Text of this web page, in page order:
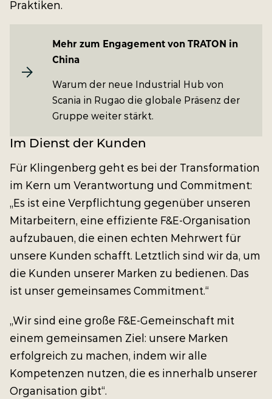
Praktiken.
Mehr zum Engagement von TRATON in
China
Warum der neue Industrial Hub von
Scania in Rugao die globale Präsenz der
Gruppe weiter stärkt.
Im Dienst der Kunden
Für Klingenberg geht es bei der Transformation
im Kern um Verantwortung und Commitment:
„Es ist eine Verpflichtung gegenüber unseren
Mitarbeitern, eine effiziente F&E-Organisation
aufzubauen, die einen echten Mehrwert für
unsere Kunden schafft. Letztlich sind wir da, um
die Kunden unserer Marken zu bedienen. Das
ist unser gemeinsames Commitment.“
„Wir sind eine große F&E-Gemeinschaft mit
einem gemeinsamen Ziel: unsere Marken
erfolgreich zu machen, indem wir alle
Kompetenzen nutzen, die es innerhalb unserer
Organisation gibt“.